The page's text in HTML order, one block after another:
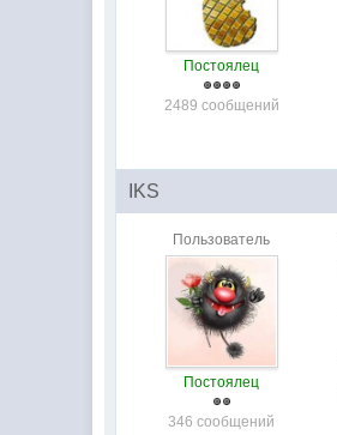
Постоялец
2489 сообщений
IKS
Пользователь
Постоялец
346 сообщений